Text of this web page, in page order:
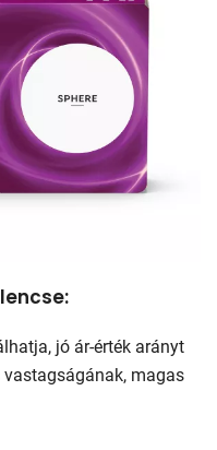
jó ár-érték arányt
magas